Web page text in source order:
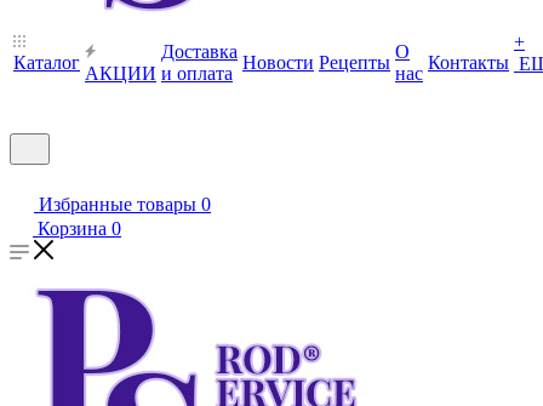
Каталог
АКЦИИ
Доставка
и оплата
Новости Рецепты
О
нас
Контакты
+
Избранные товары 0
Корзина 0